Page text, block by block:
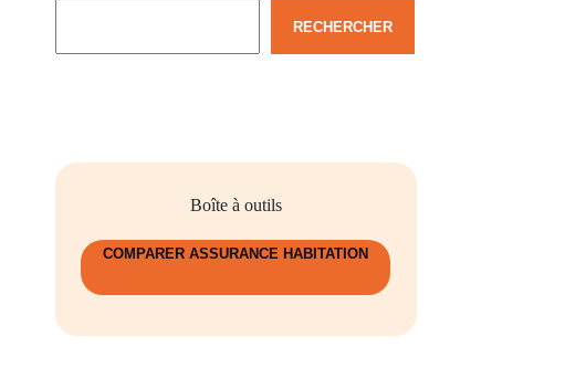
RECHERCHER
Boîte à outils
COMPARER ASSURANCE HABITATION